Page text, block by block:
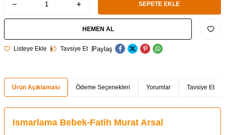
SEPETE EKLE
HEMEN AL
Listeye Ekle Tavsiye Et Paylaş
Ürün Açıklaması Ödeme Seçenekleri Yorumlar Tavsiye Et
Ismarlama Bebek-Fatih Murat Arsal